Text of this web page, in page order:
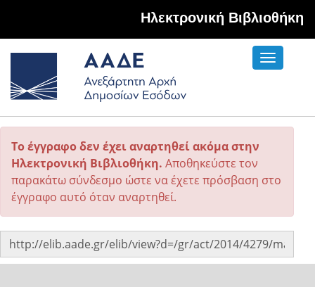
Hλεκτρονική Βιβλιοθήκη
Toggle
Το έγγραφο δεν έχει αναρτηθεί ακόμα στην
Ηλεκτρονική Βιβλιοθήκη. Αποθηκεύστε τον
παρακάτω σύνδεσμο ώστε να έχετε πρόσβαση στο
έγγραφο αυτό όταν αναρτηθεί.